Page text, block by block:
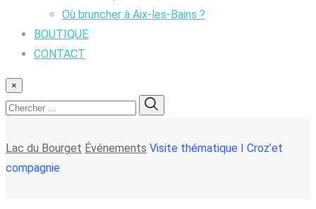
Où bruncher à Aix-les-Bains ?
BOUTIQUE
CONTACT
×
Lac du Bourget Événements Visite thématique I Croz’et
compagnie